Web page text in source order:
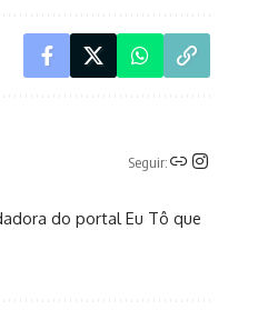
Seguir:
do portal Eu Tô que